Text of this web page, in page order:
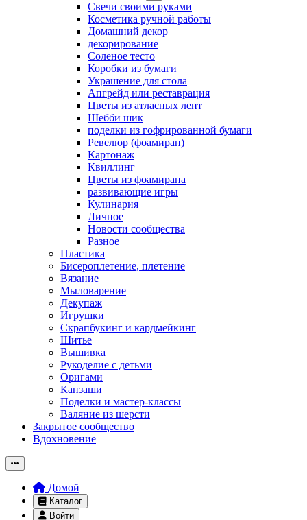
Свечи своими руками
Косметика ручной работы
Домашний декор
декорирование
Соленое тесто
Коробки из бумаги
Украшение для стола
Апгрейд или реставрация
Цветы из атласных лент
Шебби шик
поделки из гофрированной бумаги
Ревелюр (фоамиран)
Картонаж
Квиллинг
Цветы из фоамирана
развивающие игры
Кулинария
Личное
Новости сообщества
Разное
Пластика
Бисероплетение, плетение
Вязание
Мыловарение
Декупаж
Игрушки
Скрапбукинг и кардмейкинг
Шитье
Вышивка
Рукоделие с детьми
Оригами
Канзаши
Поделки и мастер-классы
Валяние из шерсти
Закрытое сообщество
Вдохновение
Домой
Каталог
Войти